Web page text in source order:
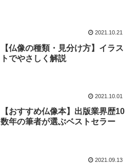
2021.10.21
【仏像の種類・見分け方】イラス
トでやさしく解説
2021.10.01
【おすすめ仏像本】出版業界歴10
数年の筆者が選ぶベストセラー
2021.09.13